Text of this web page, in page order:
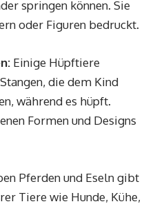
springen können. Sie
oder Figuren bedruckt.
Einige Hüpftiere
die dem Kind
während es hüpft.
Formen und Designs
Pferden und Eseln gibt
Tiere wie Hunde, Kühe,